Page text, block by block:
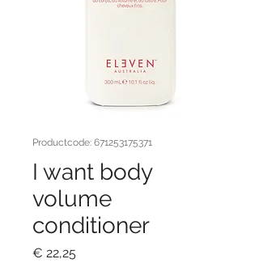
Productcode: 671253175371
I want body
volume
conditioner
€ 22,25Prijs